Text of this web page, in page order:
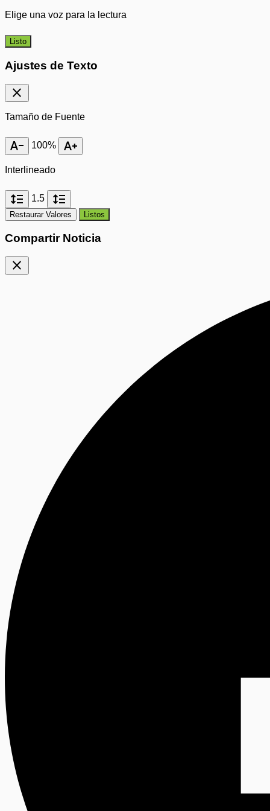
Elige una voz para la lectura
Listo
Ajustes de Texto
close
Tamaño de Fuente
text_decrease 100% text_increase
Interlineado
format_line_spacing 1.5 format_line_spacing
Restaurar Valores Listos
Compartir Noticia
close